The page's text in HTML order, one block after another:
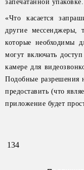
запечатанной упаковке.
«Что касается
другие мессенджеры,
которые необходимы
могут включать
камере для
Подобные разрешения
предоставить (что
приложение будет
134